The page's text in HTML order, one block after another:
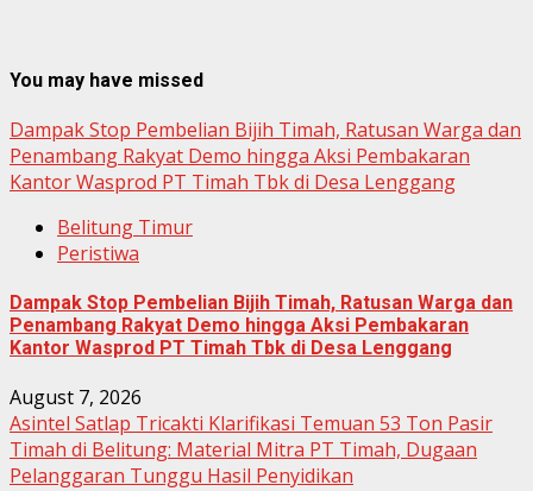
You may have missed
Dampak Stop Pembelian Bijih Timah, Ratusan Warga dan
Penambang Rakyat Demo hingga Aksi Pembakaran
Kantor Wasprod PT Timah Tbk di Desa Lenggang
Belitung Timur
Peristiwa
Dampak Stop Pembelian Bijih Timah, Ratusan Warga dan
Penambang Rakyat Demo hingga Aksi Pembakaran
Kantor Wasprod PT Timah Tbk di Desa Lenggang
August 7, 2026
Asintel Satlap Tricakti Klarifikasi Temuan 53 Ton Pasir
Timah di Belitung: Material Mitra PT Timah, Dugaan
Pelanggaran Tunggu Hasil Penyidikan